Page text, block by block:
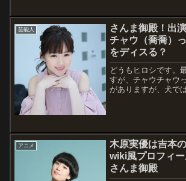
調査して...
芸能人
さんま御殿！出
チャウ（喬喬）
をディスる？
どうもヒロシです。
すが、チャウチャウ
がありますが、犬で
と、犬種...
アニメ
木原実優は吉本
wiki風プロフィ
さんま御殿